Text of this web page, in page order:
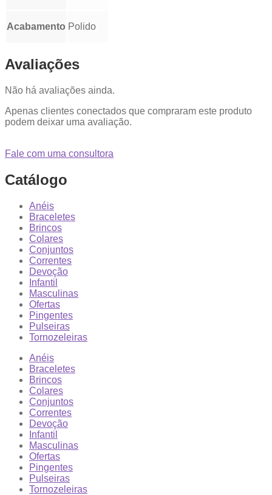
Acabamento Polido
Avaliações
Não há avaliações ainda.
Apenas clientes conectados que compraram este produto
podem deixar uma avaliação.
Fale com uma consultora
Catálogo
Anéis
Braceletes
Brincos
Colares
Conjuntos
Correntes
Devoção
Infantil
Masculinas
Ofertas
Pingentes
Pulseiras
Tornozeleiras
Anéis
Braceletes
Brincos
Colares
Conjuntos
Correntes
Devoção
Infantil
Masculinas
Ofertas
Pingentes
Pulseiras
Tornozeleiras